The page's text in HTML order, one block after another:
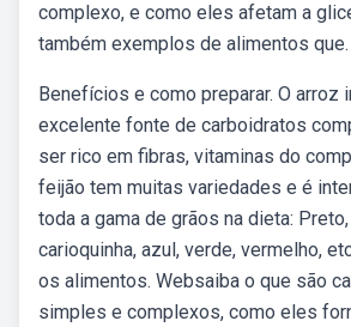
complexo, e como eles afetam a
também exemplos de alimentos que.
Benefícios e como preparar. O arroz
excelente fonte de carboidratos
ser rico em fibras, vitaminas do
feijão tem muitas variedades e é
toda a gama de grãos na dieta:
carioquinha, azul, verde, vermelho,
os alimentos. Websaiba o que são
simples e complexos, como eles